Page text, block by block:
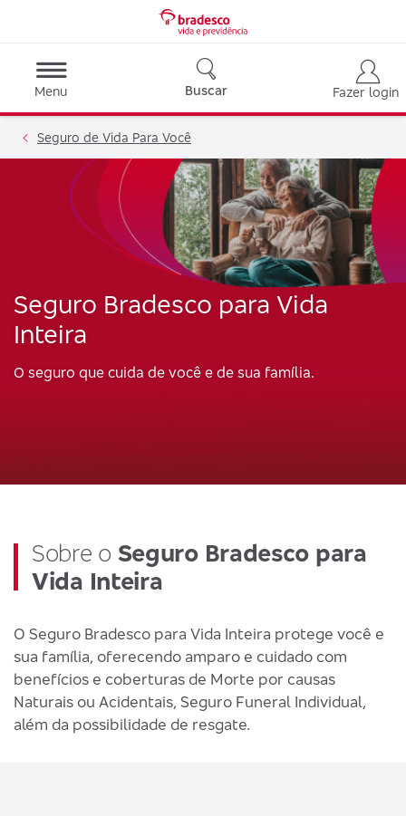
Menu Buscar Fazer login
Seguro de Vida Para Você
Seguro Bradesco para Vida
Inteira
O seguro que cuida de você e de sua família.
Sobre o Seguro Bradesco para
Vida Inteira
O Seguro Bradesco para Vida Inteira protege você e
sua família, oferecendo amparo e cuidado com
benefícios e coberturas de Morte por causas
Naturais ou Acidentais, Seguro Funeral Individual,
além da possibilidade de resgate.